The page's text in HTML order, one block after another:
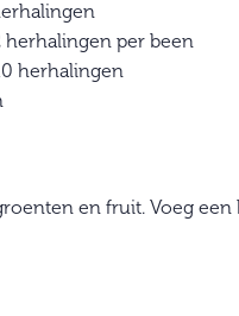
herhalingen per been
herhalingen
en fruit. Voeg een